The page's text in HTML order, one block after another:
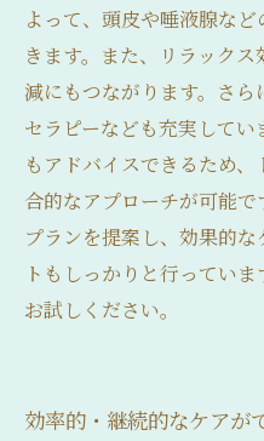
よって、頭皮や唾液腺な
きます。また、リラック
減にもつながります。さ
セラピーなども充実して
もアドバイスできるため
合的なアプローチが可能
プランを提案し、効果的
トもしっかりと行ってい
お試しください。
効率的・継続的なケアが